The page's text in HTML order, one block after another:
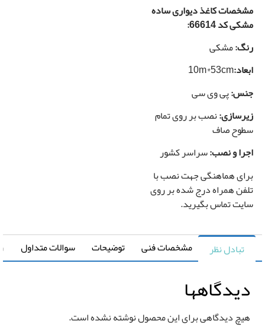
رزرو
نصب
کاغذ
کاغذ دیواری ساده
کد 66614:
مشکی
10m*53cm
پی وی سی
نصب بر روی تمام
صاف
و نصب:سراسر کشور
هماهنگی جهت نصب با
همراه درج شده بر روی
تماس بگیرید.
تبادل نظر مشخصات فنی توضیحات سوالات متداول
دیدگاهی برای این محصول نوشته نشده است.